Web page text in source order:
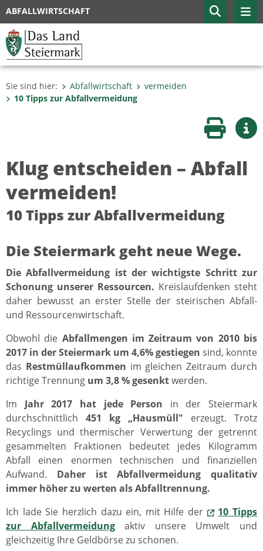
ABFALLWIRTSCHAFT
Sie sind hier: Abfallwirtschaft
vermeiden
10 Tipps zur Abfallvermeidung
Seite
Klug entscheiden – Abfall
vermeiden!
10 Tipps zur Abfallvermeidung
Die Steiermark geht neue Wege.
Die Abfallvermeidung ist der wichtigste Schritt zur
Schonung unserer Ressourcen. Kreislaufdenken steht
daher bewusst an erster Stelle der steirischen Abfall-
und Ressourcenwirtschaft.
Obwohl die Abfallmengen im Zeitraum von 2010 bis
2017 in der Steiermark um 4,6% gestiegen sind, konnte
das Restmüllaufkommen im gleichen Zeitraum durch
richtige Trennung um 3,8 % gesenktwerden.
Im Jahr 2017 hat jede Person in der Steiermark
durchschnittlich 451 kg „Hausmüll" erzeugt. Trotz
Recyclings und thermischer Verwertung der getrennt
gesammelten Fraktionen bedeutet jedes Kilogramm
Abfall einen enormen technischen und finanziellen
Aufwand. Daher ist Abfallvermeidung qualitativ
immer höher zu werten als Abfalltrennung.
Ich lade Sie herzlich dazu ein, mit Hilfe der
10 Tipps
zur Abfallvermeidungaktiv unsere Umwelt und
gleichzeitig Ihre Geldbörse zu schonen.